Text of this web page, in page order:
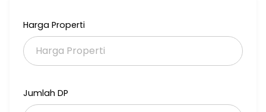
*Harga 900juta Nego*
*IndahVA GP Cibubur*
*IVA320*
Harga Properti
Jumlah DP